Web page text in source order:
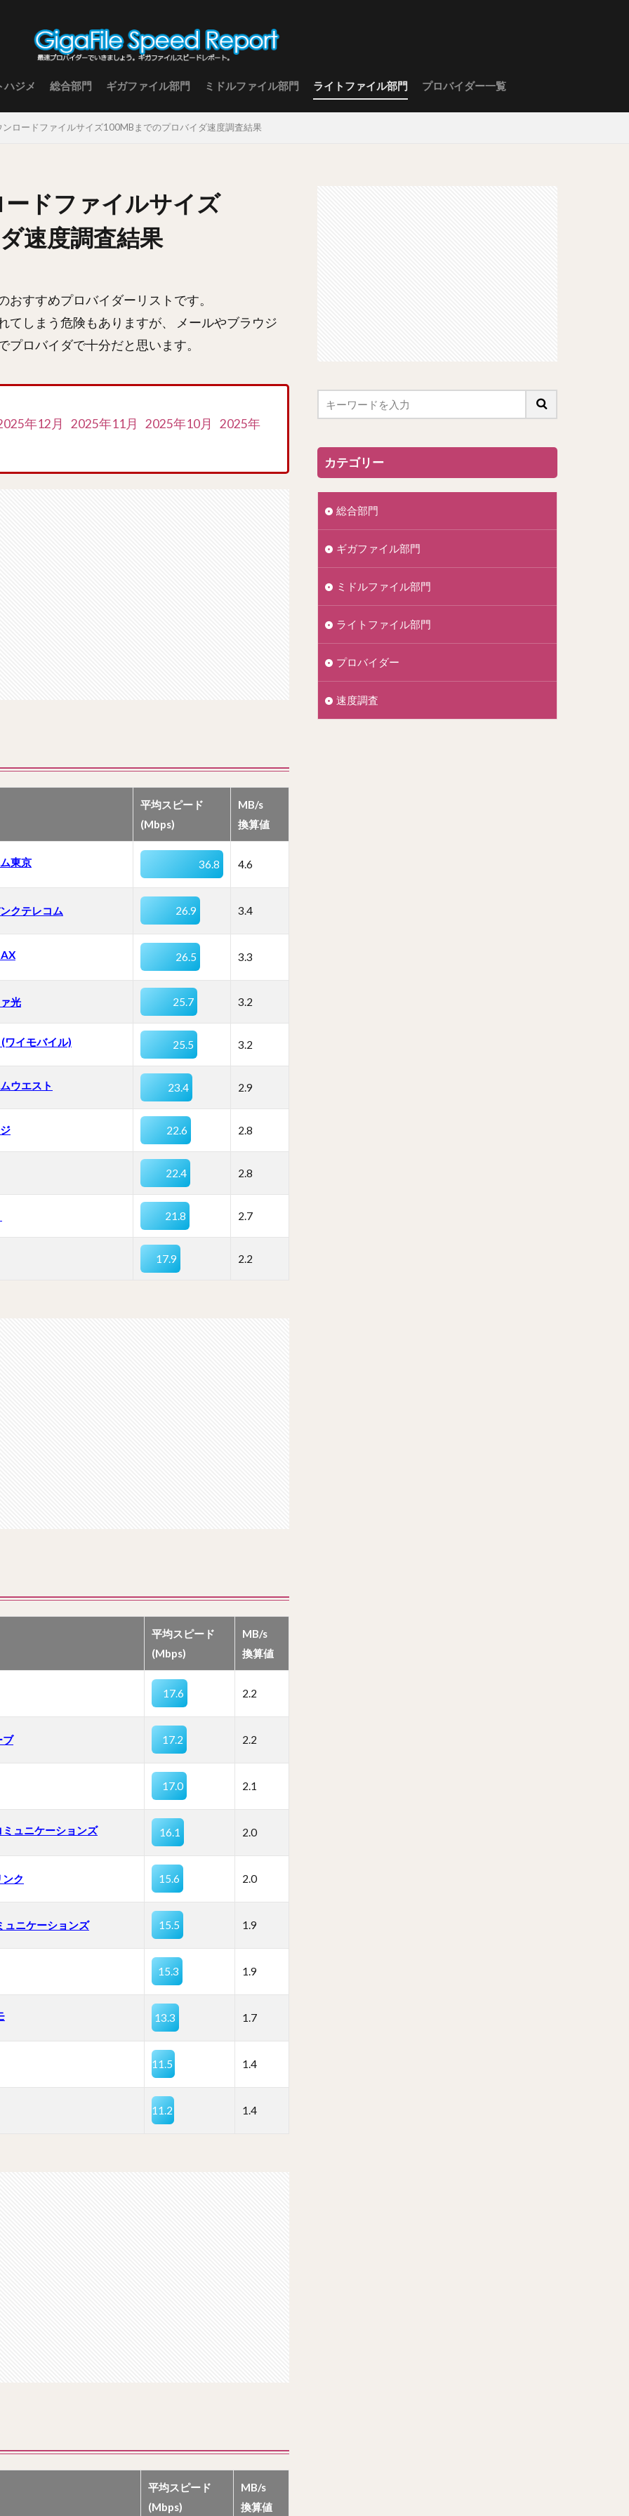
ハジメ 総合部門 ギガファイル部門 ミドルファイル部門 ライトファイル部門 プロバイダー一覧
ロードファイルサイズ100MBまでのプロバイダ速度調査結果
ドファイルサイズ
速度調査結果
すすめプロバイダーリストです。
てしまう危険もありますが、 メールやブラウジ
ロバイダで十分だと思います。
年12月 2025年11月 2025年10月 2025年
平均スピード
(Mbps)
MB/s
換算値
東京 36.8 4.6
クテレコム 26.9 3.4
26.5 3.3
光 25.7 3.2
ワイモバイル) 25.5 3.2
ウエスト 23.4 2.9
22.6 2.8
22.4 2.8
21.8 2.7
17.9 2.2
平均スピード
(Mbps)
MB/s
換算値
17.6 2.2
ブ 17.2 2.2
17.0 2.1
ュニケーションズ 16.1 2.0
ク 15.6 2.0
ュニケーションズ 15.5 1.9
15.3 1.9
13.3 1.7
11.5 1.4
11.2 1.4
平均スピード
(Mbps)
MB/s
換算値
カテゴリー
総合部門
ギガファイル部門
ミドルファイル部門
ライトファイル部門
プロバイダー
速度調査